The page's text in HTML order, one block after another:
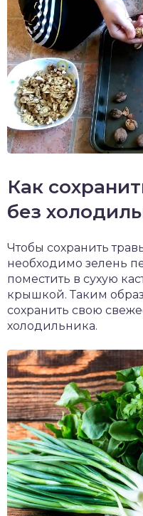
Как
без
Чтобы сохранить
необходимо зелень
поместить в сухую
крышкой. Таким
сохранить свою
холодильника.